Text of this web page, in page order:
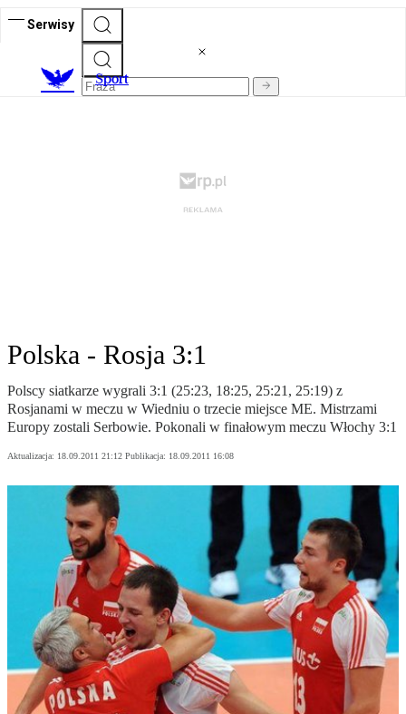
Serwisy
Sport
Polska - Rosja 3:1
Polscy siatkarze wygrali 3:1 (25:23, 18:25, 25:21, 25:19) z
Rosjanami w meczu w Wiedniu o trzecie miejsce ME. Mistrzami
Europy zostali Serbowie. Pokonali w finałowym meczu Włochy 3:1
Aktualizacja: 18.09.2011 21:12 Publikacja: 18.09.2011 16:08